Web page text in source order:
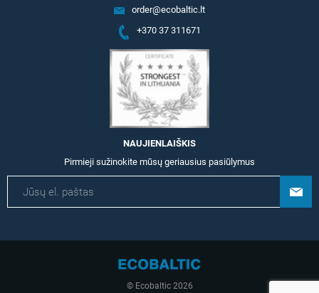
order@ecobaltic.lt
+370 37 311671
NAUJIENLAIŠKIS
Pirmieji sužinokite mūsų geriausius pasiūlymus
© Ecobaltic 2026